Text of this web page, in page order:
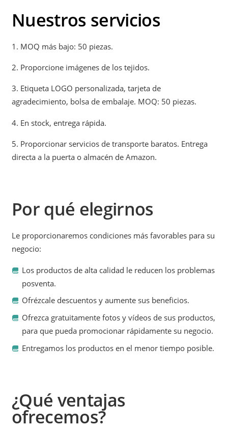
Nuestros servicios
1. MOQ más bajo: 50 piezas.
2. Proporcione imágenes de los tejidos.
3. Etiqueta LOGO personalizada, tarjeta de
agradecimiento, bolsa de embalaje. MOQ: 50 piezas.
4. En stock, entrega rápida.
5. Proporcionar servicios de transporte baratos. Entrega
directa a la puerta o almacén de Amazon.
Por qué elegirnos
Le proporcionaremos condiciones más favorables para su
negocio:
Los productos de alta calidad le reducen los problemas
posventa.
Ofrézcale descuentos y aumente sus beneficios.
Ofrezca gratuitamente fotos y vídeos de sus productos,
para que pueda promocionar rápidamente su negocio.
Entregamos los productos en el menor tiempo posible.
¿Qué ventajas
ofrecemos?